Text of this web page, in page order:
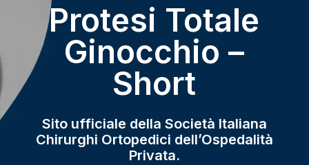
Protesi Totale
Ginocchio –
Short
Sito ufficiale della Società Italiana
Chirurghi Ortopedici dell’Ospedalità
Privata.